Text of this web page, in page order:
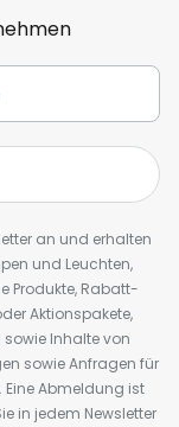
an und erhalten
und Leuchten,
Produkte, Rabatt-
Aktionspakete,
Inhalte von
sowie Anfragen für
Abmeldung ist
in jedem Newsletter